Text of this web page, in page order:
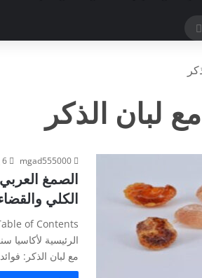
لبان الذكر
mgad555000 6 يناير، 2021
الصمغ
الكلي
الرئيسية لأكاسيا
مع لبان الذكر: